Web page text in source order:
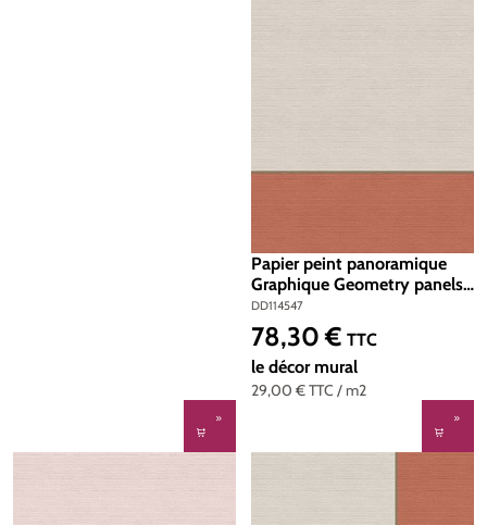
Papier peint panoramique
Graphique Geometry panels
4 - Référence DD114547 -
Intissé 200g/m2 - Standard
100 x 270
DD114547
29,00 €TTC / m2
Prix régulier :
78,30 € TTC
le décor mural